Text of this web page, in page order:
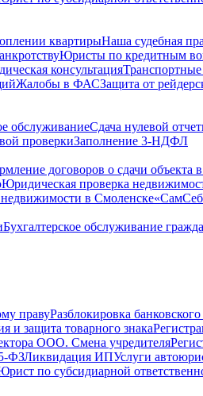
квартирыНаша судебная
Юристы по кредитным
консультация
Жалобы в ФАСЗащита от
обслуживаниеСдача нулевой
проверкиЗаполнение 3-НДФЛ
договоров о сдачи объекта
Юридическая проверка
в Cмоленске
Бухгалтерское обслуживание
правуРазблокировка банковского
и защита товарного знака
ООО. Смена учредителя
ФЗЛиквидация ИПУслуги
по субсидиарной